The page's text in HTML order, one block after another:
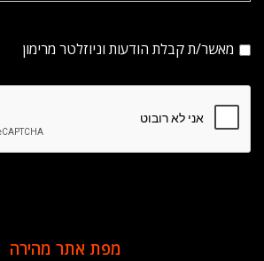
מאשר/ת קבלת הודעות וניוזלטר מרימון
מפת אתר מהירה